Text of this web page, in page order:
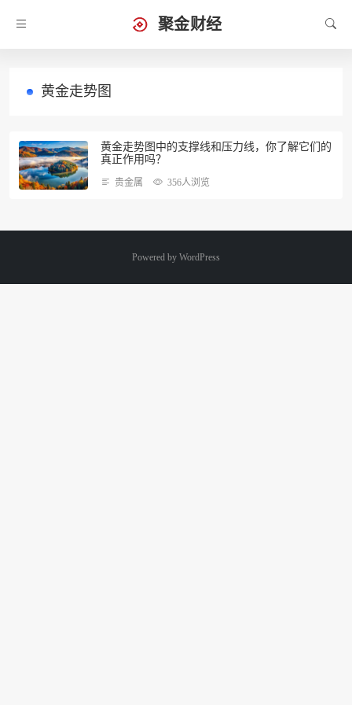
聚金财经
黄金走势图
黄金走势图中的支撑线和压力线，你了解它们的
真正作用吗？
贵金属 356人浏览
Powered by WordPress